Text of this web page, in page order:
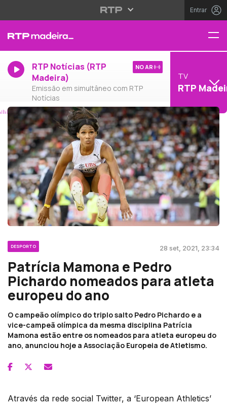
Entrar
RTP Notícias (RTP
Madeira)
Emissão em simultâneo com RTP
Notícias
NO AR
TV
RTP
DESPORTO 28 set, 2021, 23:34
Patrícia Mamona e Pedro
Pichardo nomeados para atleta
europeu do ano
O campeão olímpico do triplo salto Pedro Pichardo e a
vice-campeã olímpica da mesma disciplina Patrícia
Mamona estão entre os nomeados para atleta europeu do
ano, anunciou hoje a Associação Europeia de Atletismo.
Através da rede social Twitter, a ‘European Athletics’